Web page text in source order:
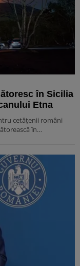
în Sicilia
Etna
cetățenii români
în…